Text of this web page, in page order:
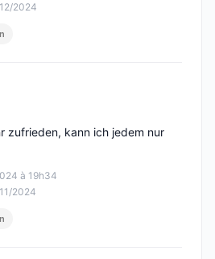
2024
à 19h34
2024
zufrieden, kann ich jedem nur